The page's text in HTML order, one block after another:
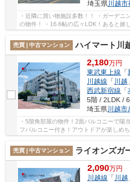
埼玉県 川越市
・近隣に買い物施設多数！！ ・ガーデニ
の物件！ ・16.6帖の広々LDK！あると嬉しい床
売買 | 中古マンション
ハイマート川
2,180万円
東武東上線 「
川越線 「 川越
西武新宿線 「
5階 / 2LDK /
埼玉県 川越市
・5階角部屋の物件！2面バルコニーで陽
フバルコニー付き！アウトドアが楽しめ
やすいL時型キッチン！ご家族と会話が楽
売買 | 中古マンション
ライオンズガ
2,090万円
川越線 「 川越